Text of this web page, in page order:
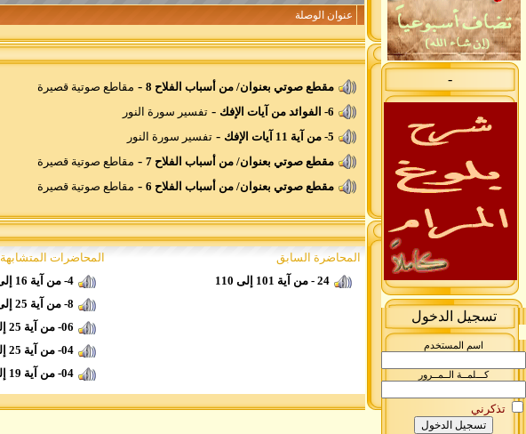
-
تسجيل الدخول
اسم المستخدم
كـــلمــة الــمــرور
تذكرني
عنوان الوصلة
مقطع صوتي بعنوان/ من أسباب الفلاح 8 - مقاطع صوتية قصيرة
6- الفوائد من آيات الإفك
- تفسير سورة النور
5- من آية 11 آيات الإفك
- تفسير سورة النور
مقطع صوتي بعنوان/ من أسباب الفلاح 7
- مقاطع صوتية قصيرة
مقطع صوتي بعنوان/ من أسباب الفلاح 6
- مقاطع صوتية قصيرة
المحاضرة السابق
24 - من آية 101 إلى 110
المحاضرات المتشابهة
4- من آية 16 إلى آية 25
8- من آية 25 إلى آية 29
06- من آية 25 إلى آية 29
04- من آية 25 إلى آية 49
04- من آية 19 إلى آية 25